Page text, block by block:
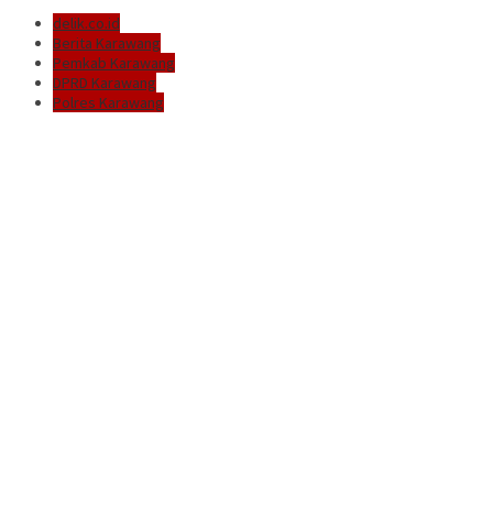
delik.co.id
Berita Karawang
Pemkab Karawang
DPRD Karawang
Polres Karawang